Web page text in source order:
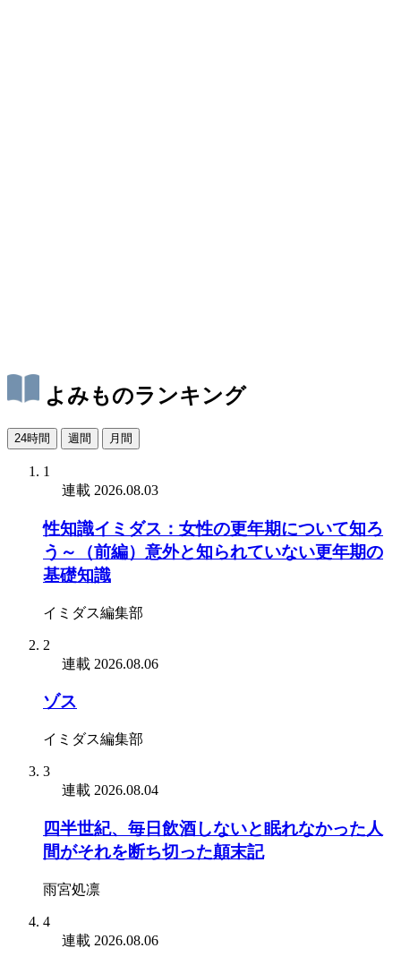
よみものランキング
24時間 週間 月間
1
連載 2026.08.03
性知識イミダス：女性の更年期について知ろ
う～（前編）意外と知られていない更年期の
基礎知識
イミダス編集部
2
連載 2026.08.06
ゾス
イミダス編集部
3
連載 2026.08.04
四半世紀、毎日飲酒しないと眠れなかった人
間がそれを断ち切った顛末記
雨宮処凛
4
連載 2026.08.06